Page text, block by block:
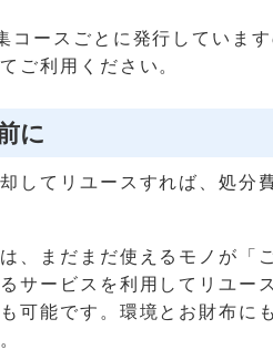
コースごとに発行していま
ご利用ください。
に
してリユースすれば、処分
、まだまだ使えるモノが「
サービスを利用してリユー
可能です。環境とお財布に